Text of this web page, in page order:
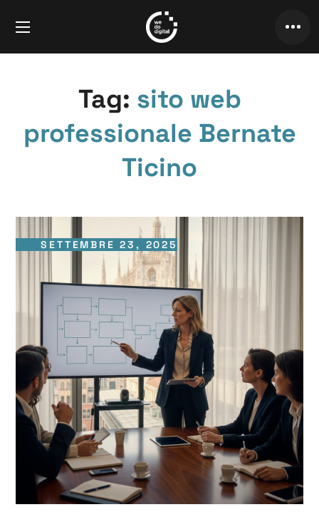
Tag: sito web
professionale Bernate
Ticino
SETTEMBRE 23, 2025